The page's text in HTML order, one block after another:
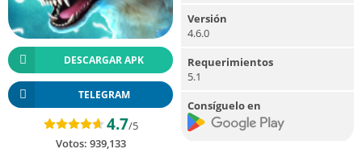
DESCARGAR APK
TELEGRAM
4.7/5
Votos: 939,133
Versión
4.6.0
Requerimientos
5.1
Consíguelo en